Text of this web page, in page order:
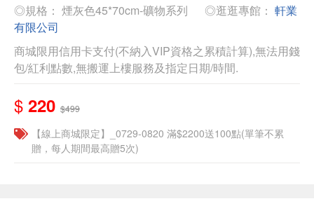
◎規格： 煙灰色45*70cm-礦物系列 ◎逛逛專館： 軒業
有限公司
商城限用信用卡支付(不納入VIP資格之累積計算),無法用錢
包/紅利點數,無搬運上樓服務及指定日期/時間.
$ 220 $499
【線上商城限定】_0729-0820 滿$2200送100點(單筆不累
贈，每人期間最高贈5次)